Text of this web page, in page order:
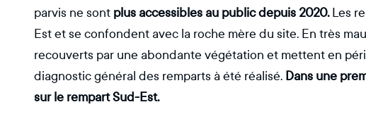
parvis ne sont plus accessibles au public depuis 2020.Les
Est et se confondent avec la roche mère du site. En très
recouverts par une abondante végétation et mettent en
diagnostic général des remparts à été réalisé. Dans une
sur le rempart Sud-Est.